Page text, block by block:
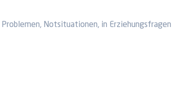
Notsituationen, in Erziehungsfragen